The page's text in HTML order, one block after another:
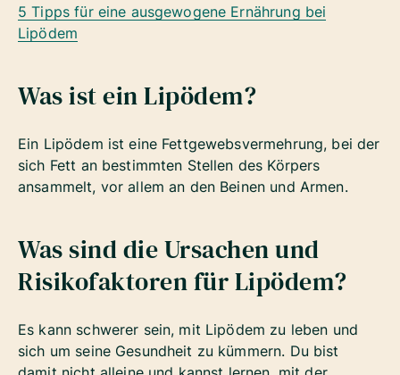
5 Tipps für eine ausgewogene Ernährung bei
Lipödem
Was ist ein Lipödem?
Ein Lipödem ist eine Fettgewebsvermehrung, bei der
sich Fett an bestimmten Stellen des Körpers
ansammelt, vor allem an den Beinen und Armen.
Was sind die Ursachen und
Risikofaktoren für Lipödem?
Es kann schwerer sein, mit Lipödem zu leben und
sich um seine Gesundheit zu kümmern. Du bist